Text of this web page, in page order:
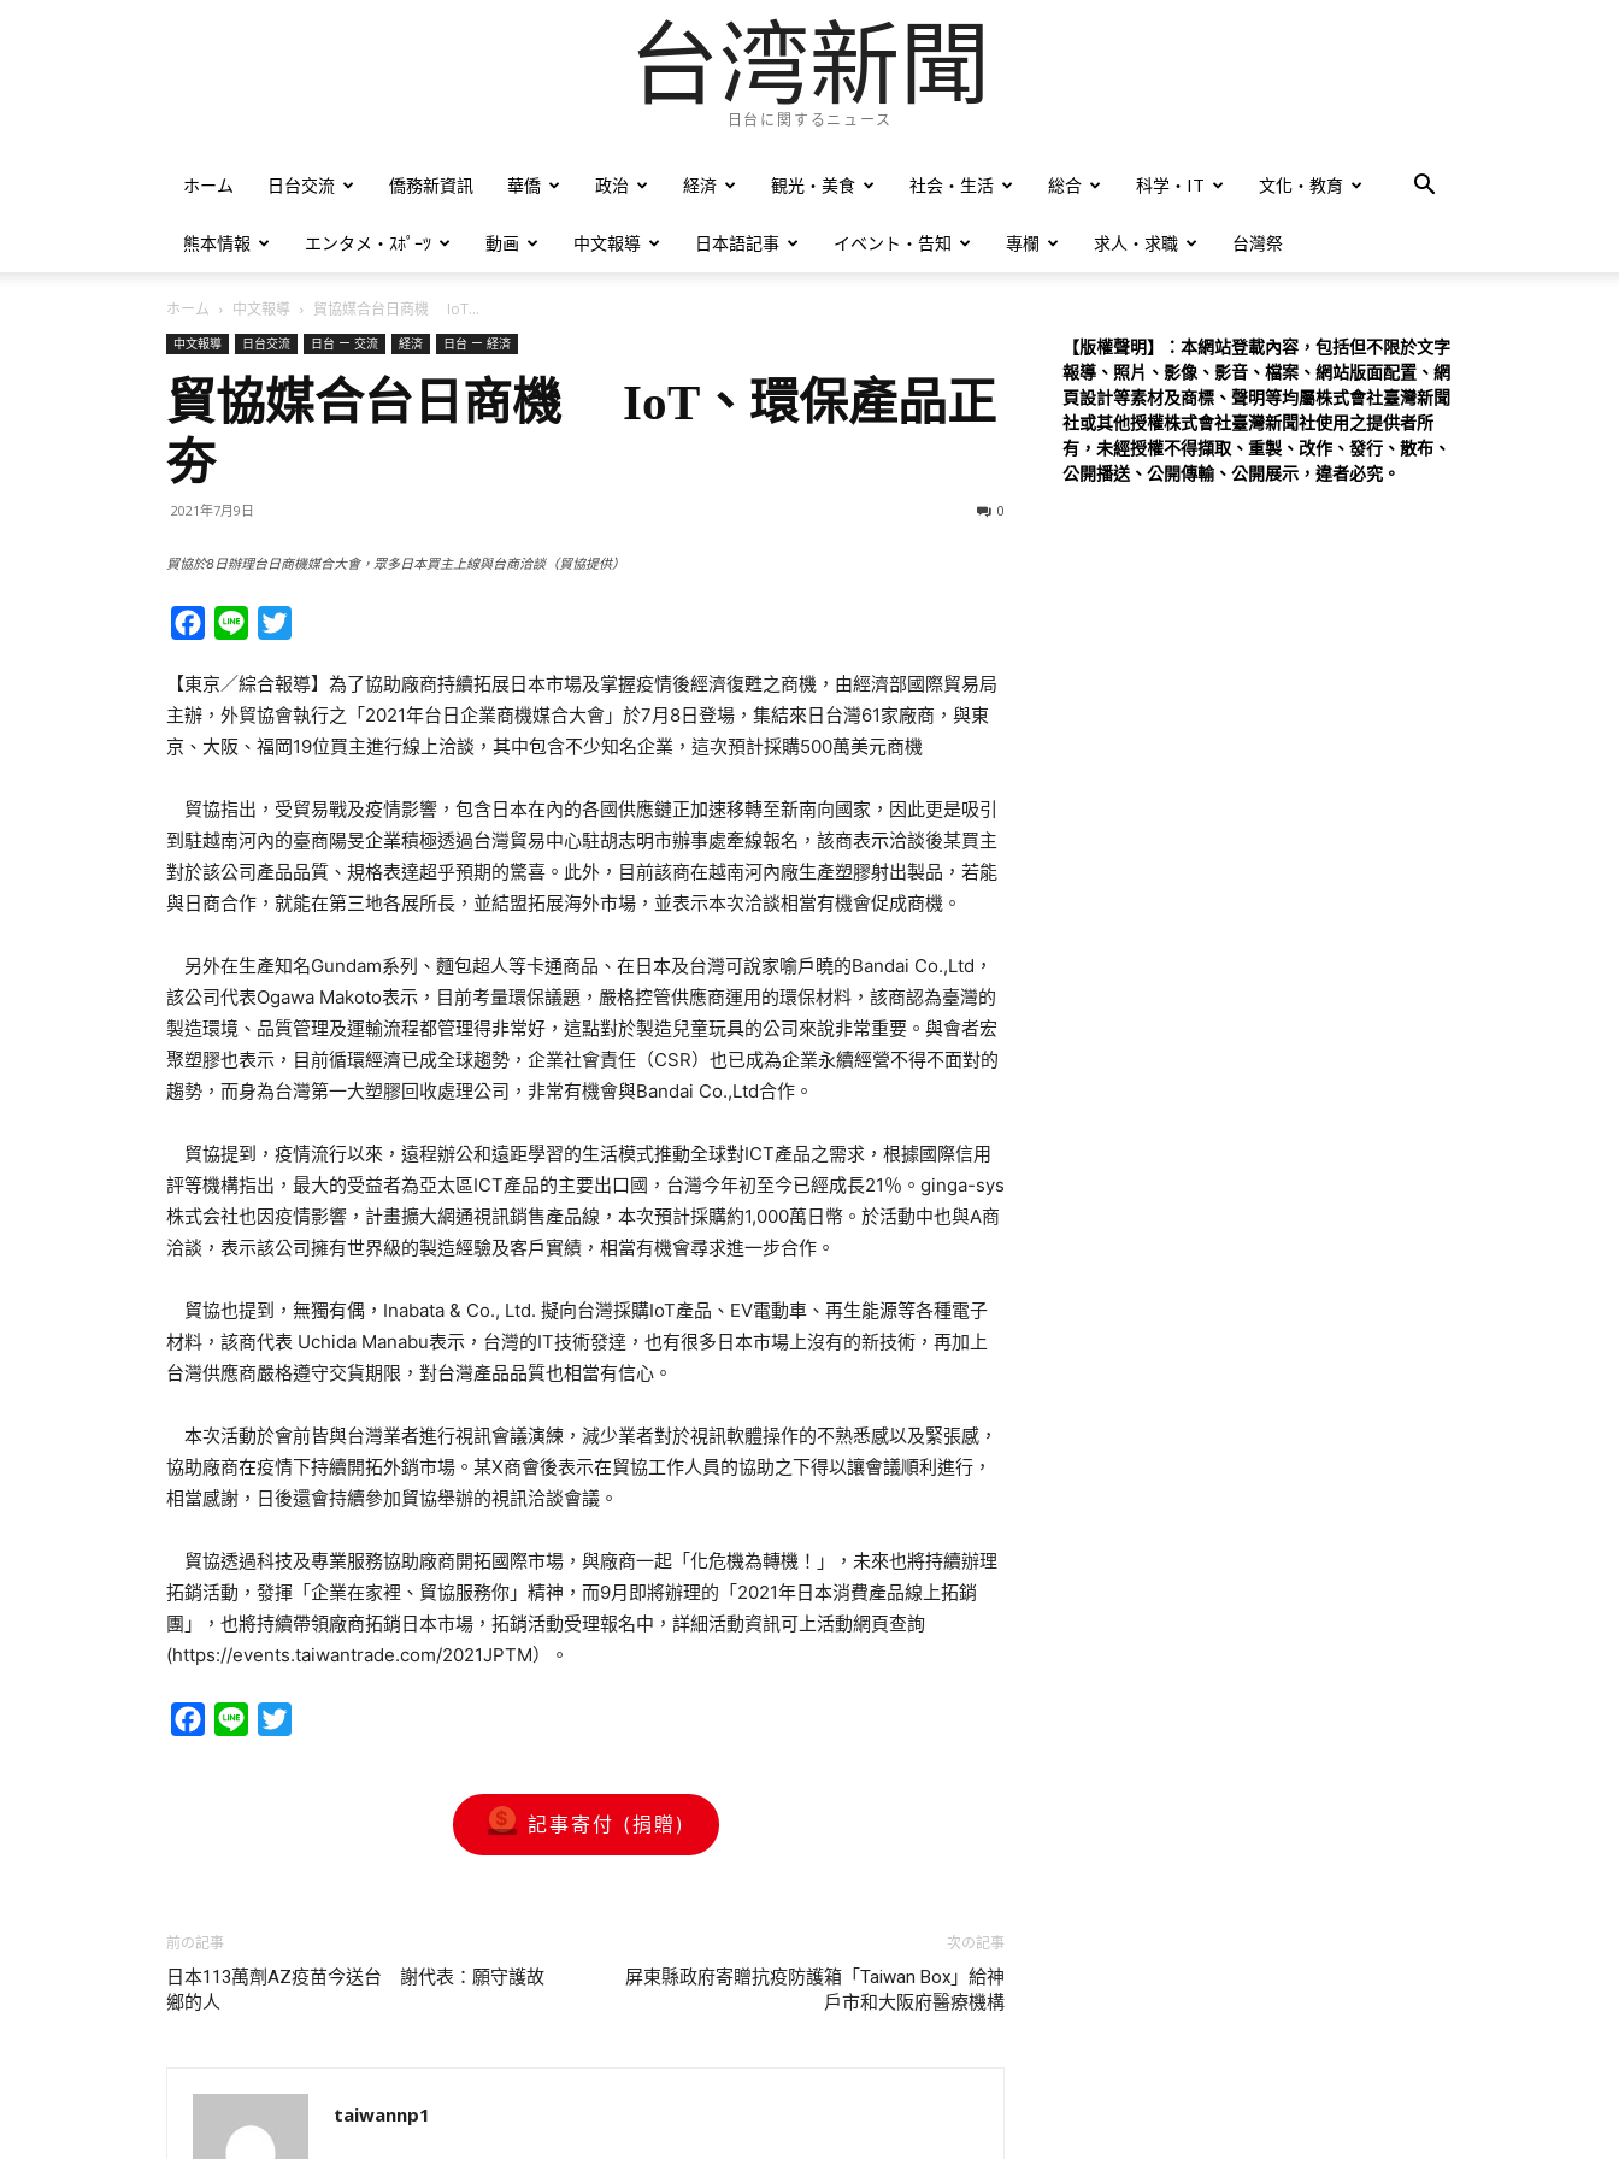
台湾新聞
日台に関するニュース
ホーム 日台交流 僑務新資訊 華僑 政治 経済 観光・美食 社会・生活 総合 科学・IT 文化・教育
熊本情報 エンタメ・ｽﾎﾟｰﾂ 動画 中文報導 日本語記事 イベント・告知 專欄 求人・求職 台灣祭
ホーム 中文報導 貿協媒合台日商機 IoT...
中文報導 日台交流 日台 ー 交流 経済 日台 ー 経済
貿協媒合台日商機 IoT、環保產品正
夯
2021年7月9日 0
貿協於8日辦理台日商機媒合大會，眾多日本買主上線與台商洽談（貿協提供）
Facebook
Line
【東京／綜合報導】為了協助廠商持續拓展日本市場及掌握疫情後經濟復甦之商機，由經濟部國際貿易局
主辦，外貿協會執行之「2021年台日企業商機媒合大會」於7月8日登場，集結來日台灣61家廠商，與東
京、大阪、福岡19位買主進行線上洽談，其中包含不少知名企業，這次預計採購500萬美元商機
貿協指出，受貿易戰及疫情影響，包含日本在內的各國供應鏈正加速移轉至新南向國家，因此更是吸引
到駐越南河內的臺商陽旻企業積極透過台灣貿易中心駐胡志明市辦事處牽線報名，該商表示洽談後某買主
對於該公司產品品質、規格表達超乎預期的驚喜。此外，目前該商在越南河內廠生產塑膠射出製品，若能
與日商合作，就能在第三地各展所長，並結盟拓展海外市場，並表示本次洽談相當有機會促成商機。
另外在生產知名Gundam系列、麵包超人等卡通商品、在日本及台灣可說家喻戶曉的Bandai Co.,Ltd，
該公司代表Ogawa Makoto表示，目前考量環保議題，嚴格控管供應商運用的環保材料，該商認為臺灣的
製造環境、品質管理及運輸流程都管理得非常好，這點對於製造兒童玩具的公司來說非常重要。與會者宏
聚塑膠也表示，目前循環經濟已成全球趨勢，企業社會責任（CSR）也已成為企業永續經營不得不面對的
趨勢，而身為台灣第一大塑膠回收處理公司，非常有機會與Bandai Co.,Ltd合作。
貿協提到，疫情流行以來，遠程辦公和遠距學習的生活模式推動全球對ICT產品之需求，根據國際信用
評等機構指出，最大的受益者為亞太區ICT產品的主要出口國，台灣今年初至今已經成長21％。ginga-sys
株式会社也因疫情影響，計畫擴大網通視訊銷售產品線，本次預計採購約1,000萬日幣。於活動中也與A商
洽談，表示該公司擁有世界級的製造經驗及客戶實績，相當有機會尋求進一步合作。
貿協也提到，無獨有偶，Inabata & Co., Ltd. 擬向台灣採購IoT產品、EV電動車、再生能源等各種電子
材料，該商代表 Uchida Manabu表示，台灣的IT技術發達，也有很多日本市場上沒有的新技術，再加上
台灣供應商嚴格遵守交貨期限，對台灣產品品質也相當有信心。
本次活動於會前皆與台灣業者進行視訊會議演練，減少業者對於視訊軟體操作的不熟悉感以及緊張感，
協助廠商在疫情下持續開拓外銷市場。某X商會後表示在貿協工作人員的協助之下得以讓會議順利進行，
相當感謝，日後還會持續參加貿協舉辦的視訊洽談會議。
貿協透過科技及專業服務協助廠商開拓國際市場，與廠商一起「化危機為轉機！」，未來也將持續辦理
拓銷活動，發揮「企業在家裡、貿協服務你」精神，而9月即將辦理的「2021年日本消費產品線上拓銷
團」，也將持續帶領廠商拓銷日本市場，拓銷活動受理報名中，詳細活動資訊可上活動網頁查詢
(https://events.taiwantrade.com/2021JPTM）。
Facebook
Line
記事寄付 (捐贈)
前の記事
日本113萬劑AZ疫苗今送台 謝代表：願守護故
鄉的人
次の記事
屏東縣政府寄贈抗疫防護箱「Taiwan Box」給神
戶市和大阪府醫療機構
taiwannp1
【版權聲明】：本網站登載內容，包括但不限於文字
報導、照片、影像、影音、檔案、網站版面配置、網
頁設計等素材及商標、聲明等均屬株式會社臺灣新聞
社或其他授權株式會社臺灣新聞社使用之提供者所
有，未經授權不得擷取、重製、改作、發行、散布、
公開播送、公開傳輸、公開展示，違者必究。